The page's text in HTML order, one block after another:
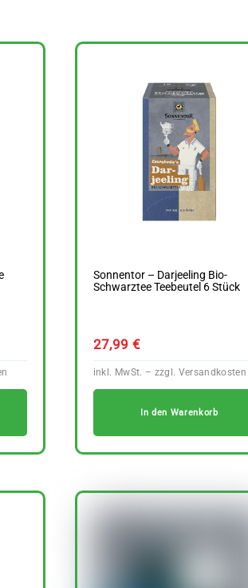
Sonnentor – Darjeeling Bio-
Schwarztee Teebeutel 6 Stück
27,99 €
In den Warenkorb